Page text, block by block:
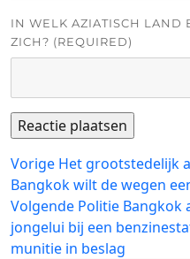
IN WELK AZIATISCH LAND
ZICH? (REQUIRED)
Bericht
navigatie
Vorige Vorig
bericht:
Het grootstedelijk
Bangkok wilt de wegen
Volgende Volgend
bericht:
Politie Bangkok
jongelui bij een
munitie in beslag